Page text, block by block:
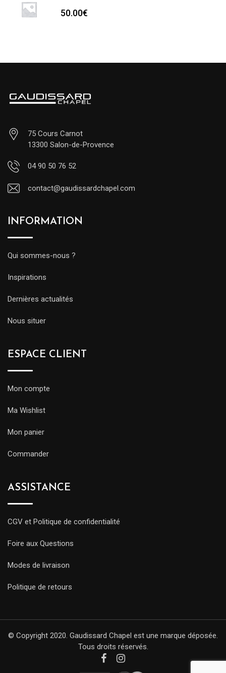
50.00€
75 Cours Carnot
13300 Salon-de-Provence
04 90 50 76 52
contact@gaudissardchapel.com
INFORMATION
Qui sommes-nous ?
Inspirations
Dernières actualités
Nous situer
ESPACE CLIENT
Mon compte
Ma Wishlist
Mon panier
Commander
ASSISTANCE
CGV et Politique de confidentialité
Foire aux Questions
Modes de livraison
Politique de retours
© Copyright 2020. Gaudissard Chapel est une marque déposée.
Tous droits réservés.